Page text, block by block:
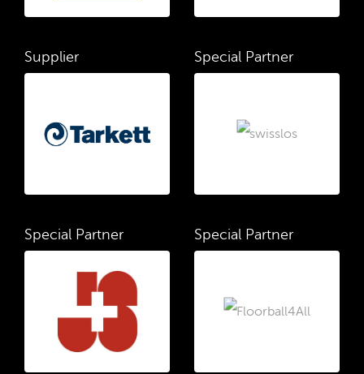
Supplier Special Partner
Special Partner Special Partner